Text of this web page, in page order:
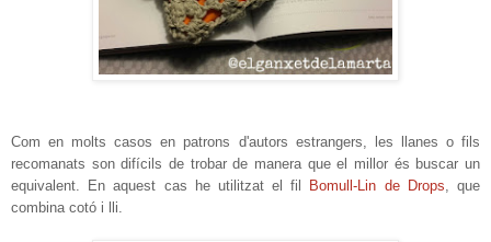
Com en molts casos en patrons d'autors estrangers, les llanes o fils
recomanats son difícils de trobar de manera que el millor és buscar un
equivalent. En aquest cas he utilitzat el fil
Bomull-Lin de Drops , que
combina cotó i lli.